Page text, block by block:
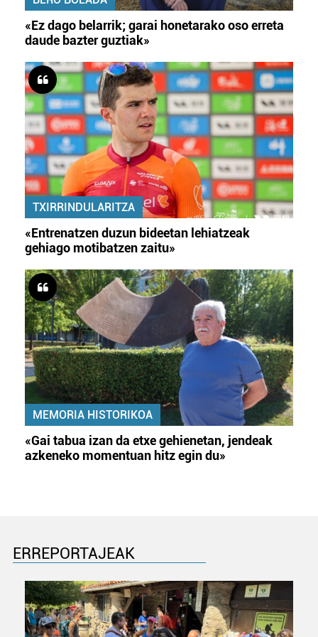
«Ez dago belarrik; garai honetarako oso erreta
daude bazter guztiak»
TXIRRINDULARITZA
«Entrenatzen duzun bideetan lehiatzeak
gehiago motibatzen zaitu»
MEMORIA HISTORIKOA
«Gai tabua izan da etxe gehienetan, jendeak
azkeneko momentuan hitz egin du»
ERREPORTAJEAK